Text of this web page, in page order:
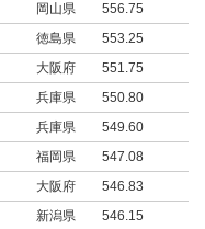
岡山県
556.75
徳島県
553.25
大阪府
551.75
兵庫県
550.80
兵庫県
549.60
福岡県
547.08
大阪府
546.83
新潟県
546.15